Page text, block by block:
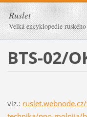
Ruslet
Velká encyklopedie
BTS-02/
viz.: